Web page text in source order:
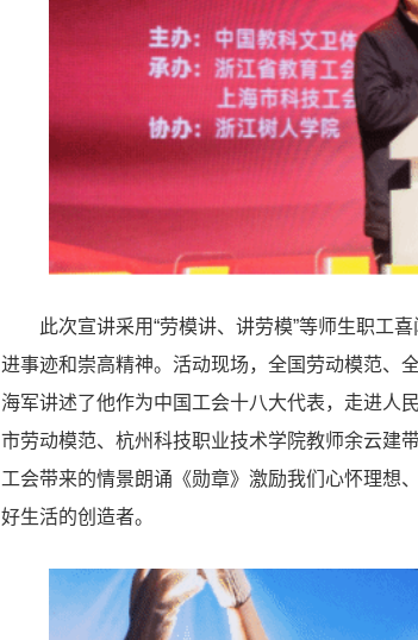
此次宣讲采用“劳模讲、讲劳模”等师生职工
进事迹和崇高精神。活动现场，全国劳动模范、
海军讲述了他作为中国工会十八大代表，走进人
市劳动模范、杭州科技职业技术学院教师余云建
工会带来的情景朗诵《勋章》激励我们心怀理想
好生活的创造者。